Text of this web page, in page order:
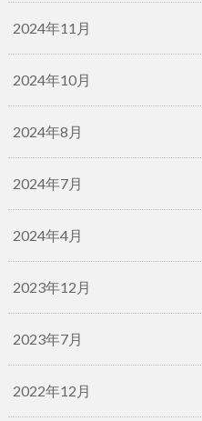
2024年11月
2024年10月
2024年8月
2024年7月
2024年4月
2023年12月
2023年7月
2022年12月